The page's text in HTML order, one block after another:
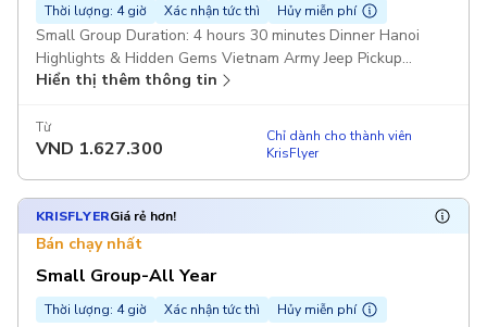
Thời lượng: 4 giờ Xác nhận tức thì Hủy miễn phí
Small Group Duration: 4 hours 30 minutes Dinner Hanoi
Highlights & Hidden Gems Vietnam Army Jeep Pickup
included
Hiển thị thêm thông tin
Từ
VND 1.627.300
Chỉ dành cho thành viên
KrisFlyer
KRISFLYERGiá rẻ hơn!
Bán chạy nhất
Small Group-All Year
Thời lượng: 4 giờ Xác nhận tức thì Hủy miễn phí